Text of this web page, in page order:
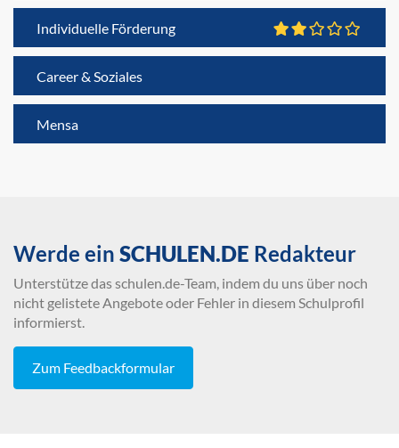
Individuelle Förderung
Career & Soziales
Mensa
Werde ein SCHULEN.DE Redakteur
Unterstütze das schulen.de-Team, indem du uns über noch
nicht gelistete Angebote oder Fehler in diesem Schulprofil
informierst.
Zum Feedbackformular